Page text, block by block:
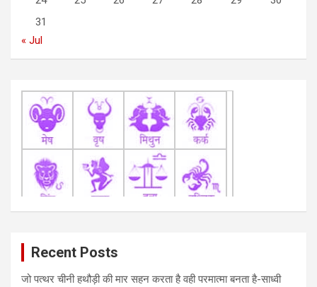
31
« Jul
Recent Posts
जो पत्थर चीनी हथौड़ी की मार सहन करता है वही परमात्मा बनता है-साध्वी